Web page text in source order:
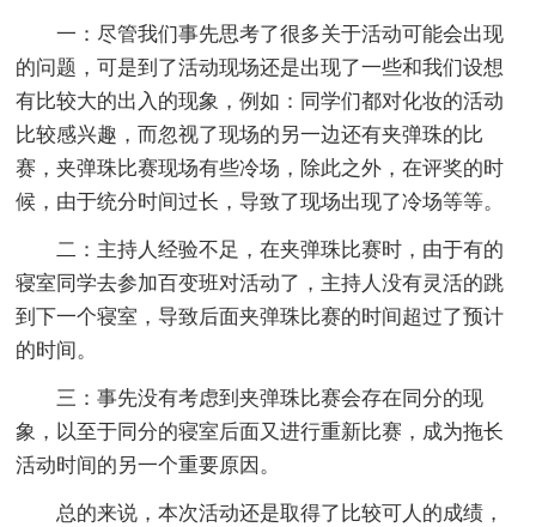
一：尽管我们事先思考了很多关于活动可能会出现
的问题，可是到了活动现场还是出现了一些和我们设想
有比较大的出入的现象，例如：同学们都对化妆的活动
比较感兴趣，而忽视了现场的另一边还有夹弹珠的比
赛，夹弹珠比赛现场有些冷场，除此之外，在评奖的时
候，由于统分时间过长，导致了现场出现了冷场等等。
二：主持人经验不足，在夹弹珠比赛时，由于有的
寝室同学去参加百变班对活动了，主持人没有灵活的跳
到下一个寝室，导致后面夹弹珠比赛的时间超过了预计
的时间。
三：事先没有考虑到夹弹珠比赛会存在同分的现
象，以至于同分的寝室后面又进行重新比赛，成为拖长
活动时间的另一个重要原因。
总的来说，本次活动还是取得了比较可人的成绩，